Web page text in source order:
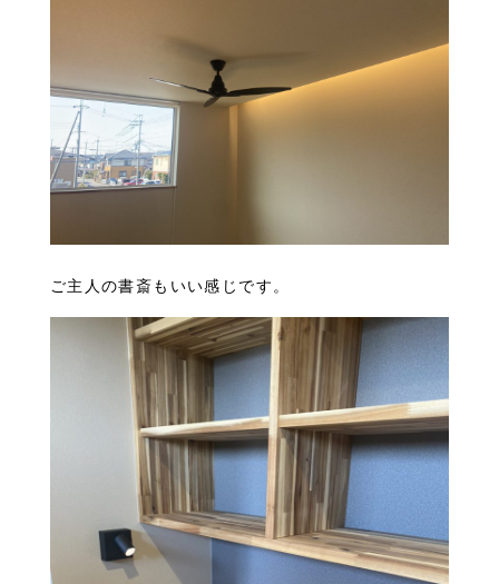
ご主人の書斎もいい感じです。